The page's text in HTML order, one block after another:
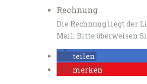
Rechnung
Die Rechnung liegt der
Mail. Bitte überweisen
teilen
merken